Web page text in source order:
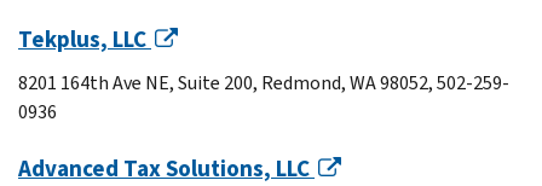
Tekplus, LLC
8201 164th Ave NE, Suite 200, Redmond, WA 98052, 502-259-
0936
Advanced Tax Solutions, LLC